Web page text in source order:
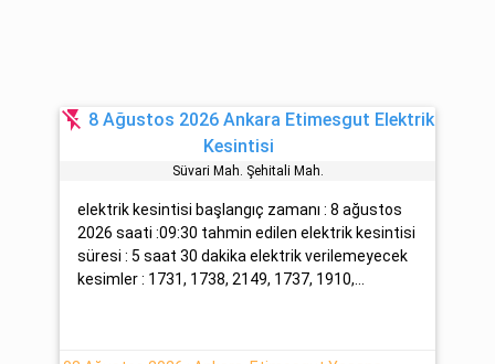
flash_off 8 Ağustos 2026 Ankara Etimesgut Elektrik
Kesintisi
Süvari̇ Mah. Şehi̇tali̇ Mah.
elektrik kesintisi başlangıç zamanı : 8 ağustos
2026 saati :09:30 tahmin edilen elektrik kesintisi
süresi : 5 saat 30 dakika elektrik verilemeyecek
kesimler : 1731, 1738, 2149, 1737, 1910,...